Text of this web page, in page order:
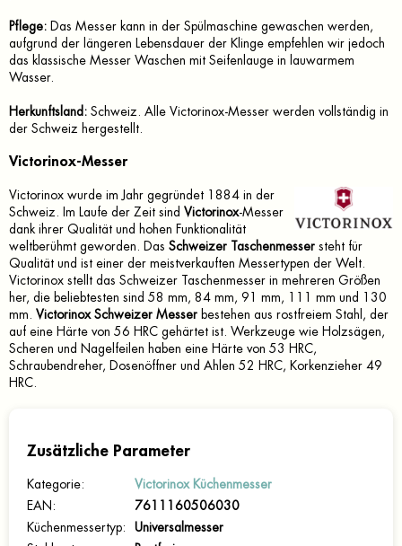
Pflege: Das Messer kann in der Spülmaschine gewaschen werden,
aufgrund der längeren Lebensdauer der Klinge empfehlen wir jedoch
das klassische Messer Waschen mit Seifenlauge in lauwarmem
Wasser.
Herkunftsland: Schweiz. Alle Victorinox-Messer werden vollständig in
der Schweiz hergestellt.
Victorinox-Messer
Victorinox wurde im Jahr gegründet 1884 in der
Schweiz. Im Laufe der Zeit sind Victorinox-Messer
dank ihrer Qualität und hohen Funktionalität
weltberühmt geworden. Das Schweizer Taschenmesser steht für
Qualität und ist einer der meistverkauften Messertypen der Welt.
Victorinox stellt das Schweizer Taschenmesser in mehreren Größen
her, die beliebtesten sind 58 mm, 84 mm, 91 mm, 111 mm und 130
mm. Victorinox Schweizer Messer bestehen aus rostfreiem Stahl, der
auf eine Härte von 56 HRC gehärtet ist. Werkzeuge wie Holzsägen,
Scheren und Nagelfeilen haben eine Härte von 53 HRC,
Schraubendreher, Dosenöffner und Ahlen 52 HRC, Korkenzieher 49
HRC.
Zusätzliche Parameter
Kategorie:
Victorinox Küchenmesser
EAN :
7611160506030
Küchenmessertyp:
Universalmesser